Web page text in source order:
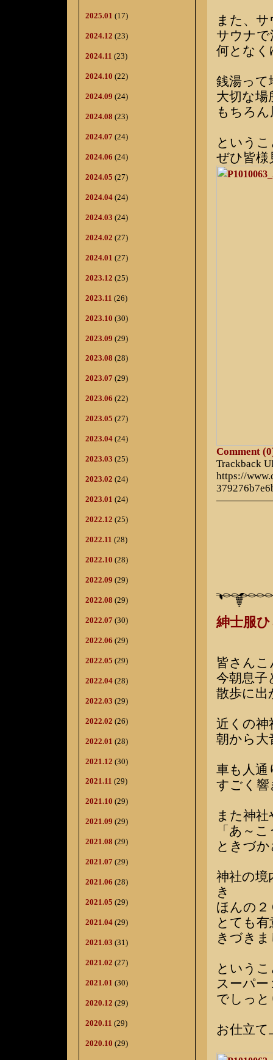
2025.01 (17)
2024.12 (23)
2024.11 (23)
2024.10 (22)
2024.09 (24)
2024.08 (23)
2024.07 (24)
2024.06 (24)
2024.05 (27)
2024.04 (24)
2024.03 (24)
2024.02 (27)
2024.01 (27)
2023.12 (25)
2023.11 (26)
2023.10 (30)
2023.09 (29)
2023.08 (28)
2023.07 (29)
2023.06 (22)
2023.05 (27)
2023.04 (24)
2023.03 (25)
2023.02 (24)
2023.01 (24)
2022.12 (25)
2022.11 (28)
2022.10 (28)
2022.09 (29)
2022.08 (29)
2022.07 (30)
2022.06 (29)
2022.05 (29)
2022.04 (28)
2022.03 (29)
2022.02 (26)
2022.01 (28)
2021.12 (30)
2021.11 (29)
2021.10 (29)
2021.09 (29)
2021.08 (29)
2021.07 (29)
2021.06 (28)
2021.05 (29)
2021.04 (29)
2021.03 (31)
2021.02 (27)
2021.01 (30)
2020.12 (29)
2020.11 (29)
2020.10 (29)
また、
サウナ
何とな
銭湯って
大切な場
もちろ
という
ぜひ皆様
Comment
Trackback
https://
紳士服
皆さん
今朝息子
散歩に出
近くの神
朝から大
車も人
すごく響
また神
「あ～
ときづ
神社の境
き
ほんの
とても
きづき
という
スーパ
でしっ
お仕立て